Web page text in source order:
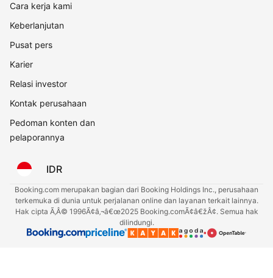
Cara kerja kami
Keberlanjutan
Pusat pers
Karier
Relasi investor
Kontak perusahaan
Pedoman konten dan
pelaporannya
IDR
Booking.com merupakan bagian dari Booking Holdings Inc., perusahaan
terkemuka di dunia untuk perjalanan online dan layanan terkait lainnya.
Hak cipta Ã‚Â© 1996Ã¢â‚¬â€œ2025 Booking.comÃ¢â€žÂ¢. Semua hak
dilindungi.